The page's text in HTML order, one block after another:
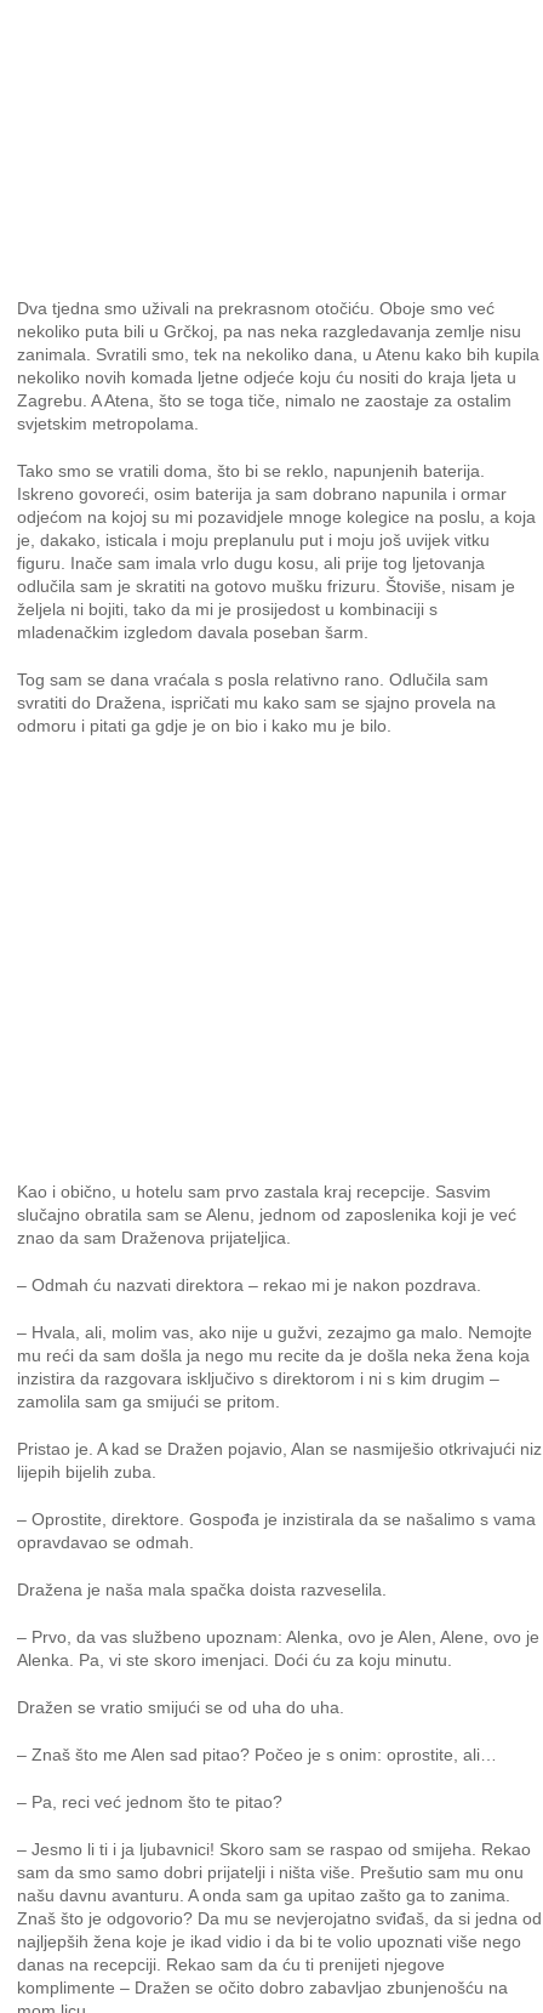
Dva tjedna smo uživali na prekrasnom otočiću. Oboje smo već
nekoliko puta bili u Grčkoj, pa nas neka razgledavanja zemlje nisu
zanimala. Svratili smo, tek na nekoliko dana, u Atenu kako bih kupila
nekoliko novih komada ljetne odjeće koju ću nositi do kraja ljeta u
Zagrebu. A Atena, što se toga tiče, nimalo ne zaostaje za ostalim
svjetskim metropolama.
Tako smo se vratili doma, što bi se reklo, napunjenih baterija.
Iskreno govoreći, osim baterija ja sam dobrano napunila i ormar
odjećom na kojoj su mi pozavidjele mnoge kolegice na poslu, a koja
je, dakako, isticala i moju preplanulu put i moju još uvijek vitku
figuru. Inače sam imala vrlo dugu kosu, ali prije tog ljetovanja
odlučila sam je skratiti na gotovo mušku frizuru. Štoviše, nisam je
željela ni bojiti, tako da mi je prosijedost u kombinaciji s
mladenačkim izgledom davala poseban šarm.
Tog sam se dana vraćala s posla relativno rano. Odlučila sam
svratiti do Dražena, ispričati mu kako sam se sjajno provela na
odmoru i pitati ga gdje je on bio i kako mu je bilo.
Kao i obično, u hotelu sam prvo zastala kraj recepcije. Sasvim
slučajno obratila sam se Alenu, jednom od zaposlenika koji je već
znao da sam Draženova prijateljica.
– Odmah ću nazvati direktora – rekao mi je nakon pozdrava.
– Hvala, ali, molim vas, ako nije u gužvi, zezajmo ga malo. Nemojte
mu reći da sam došla ja nego mu recite da je došla neka žena koja
inzistira da razgovara isključivo s direktorom i ni s kim drugim –
zamolila sam ga smijući se pritom.
Pristao je. A kad se Dražen pojavio, Alan se nasmiješio otkrivajući niz
lijepih bijelih zuba.
– Oprostite, direktore. Gospođa je inzistirala da se našalimo s vama
opravdavao se odmah.
Dražena je naša mala spačka doista razveselila.
– Prvo, da vas službeno upoznam: Alenka, ovo je Alen, Alene, ovo je
Alenka. Pa, vi ste skoro imenjaci. Doći ću za koju minutu.
Dražen se vratio smijući se od uha do uha.
– Znaš što me Alen sad pitao? Počeo je s onim: oprostite, ali…
– Pa, reci već jednom što te pitao?
– Jesmo li ti i ja ljubavnici! Skoro sam se raspao od smijeha. Rekao
sam da smo samo dobri prijatelji i ništa više. Prešutio sam mu onu
našu davnu avanturu. A onda sam ga upitao zašto ga to zanima.
Znaš što je odgovorio? Da mu se nevjerojatno sviđaš, da si jedna od
najljepših žena koje je ikad vidio i da bi te volio upoznati više nego
danas na recepciji. Rekao sam da ću ti prenijeti njegove
komplimente – Dražen se očito dobro zabavljao zbunjenošću na